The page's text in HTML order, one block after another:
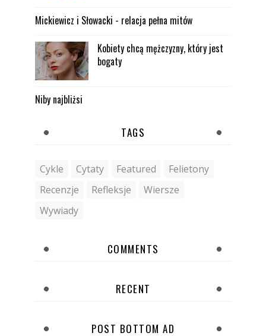
Mickiewicz i Słowacki - relacja pełna mitów
Kobiety chcą mężczyzny, który jest
bogaty
Niby najbliżsi
TAGS
Cykle Cytaty Featured
Felietony
Recenzje
Refleksje
Wiersze
Wywiady
COMMENTS
RECENT
POST BOTTOM AD